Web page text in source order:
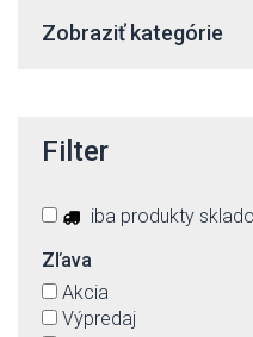
Zobraziť kategórie
Filter
iba produkty
Zľava
Akcia
Výpredaj